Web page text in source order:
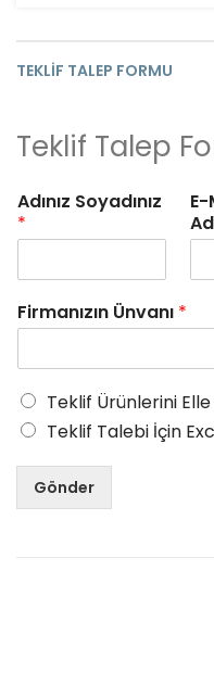
TEKLIF TALEP FORMU
Teklif Talep
Adınız Soyadınız
*
Firmanızın Ünvanı *
Teklif Ürünlerini
Teklif Talebi İçin
Gönder